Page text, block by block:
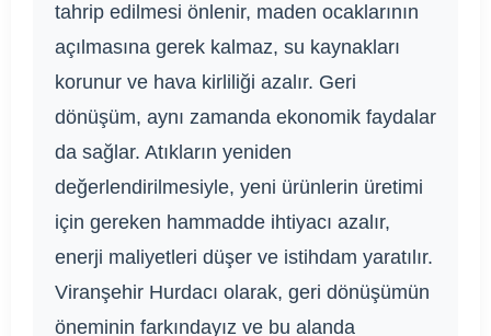
tahrip edilmesi önlenir, maden ocaklarının
açılmasına gerek kalmaz, su kaynakları
korunur ve hava kirliliği azalır. Geri
dönüşüm, aynı zamanda ekonomik faydalar
da sağlar. Atıkların yeniden
değerlendirilmesiyle, yeni ürünlerin üretimi
için gereken hammadde ihtiyacı azalır,
enerji maliyetleri düşer ve istihdam yaratılır.
Viranşehir Hurdacı olarak, geri dönüşümün
öneminin farkındayız ve bu alanda